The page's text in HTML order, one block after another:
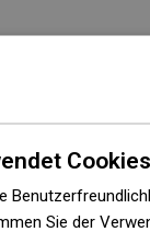
Sie der